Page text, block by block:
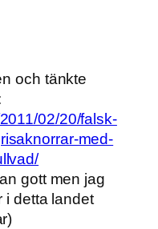
och tänkte
02/20/falsk-
med-
gott men jag
i detta landet